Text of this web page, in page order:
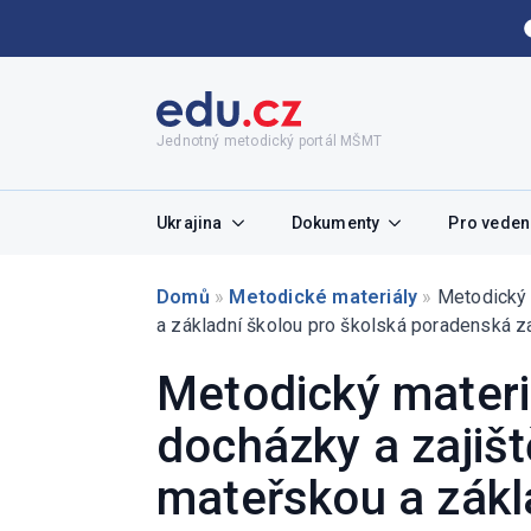
Jednotný metodický portál MŠMT
Ukrajina Dokumenty Pro
Domů » Metodické materiály » Metodický
a základní školou pro školská poradenská
Metodický
docházky a
mateřskou a